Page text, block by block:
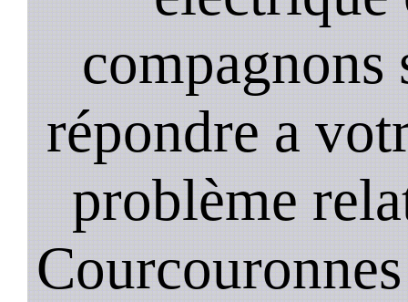
compagnons
répondre a
problème